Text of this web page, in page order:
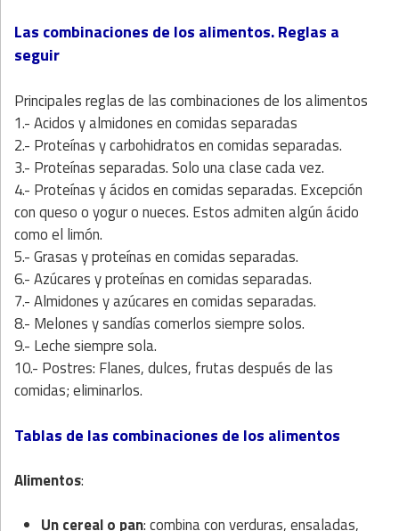
Las combinaciones de los alimentos.Reglas a
seguir
Principales reglas de las combinaciones de los alimentos
1.- Acidos y almidones en comidas separadas
2.- Proteínas y carbohidratos en comidas separadas.
3.- Proteínas separadas. Solo una clase cada vez.
4.- Proteínas y ácidos en comidas separadas. Excepción
con queso o yogur o nueces. Estos admiten algún ácido
como el limón.
5.- Grasas y proteínas en comidas separadas.
6.- Azúcares y proteínas en comidas separadas.
7.- Almidones y azúcares en comidas separadas.
8.- Melones y sandías comerlos siempre solos.
9.- Leche siempre sola.
10.- Postres: Flanes, dulces, frutas después de las
comidas; eliminarlos.
Tablas de las combinaciones de los alimentos
Alimentos:
Un cereal o pan: combina con verduras, ensaladas,